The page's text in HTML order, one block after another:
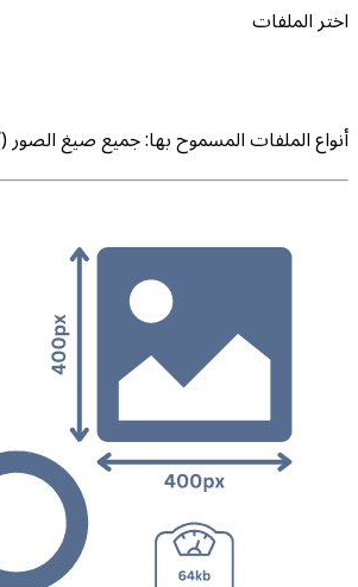
اختر الملفات
أنواع الملفات المسموح بها:جميع صيغ الصور (JPG، PNG، TIFF، RAW، إلخ)